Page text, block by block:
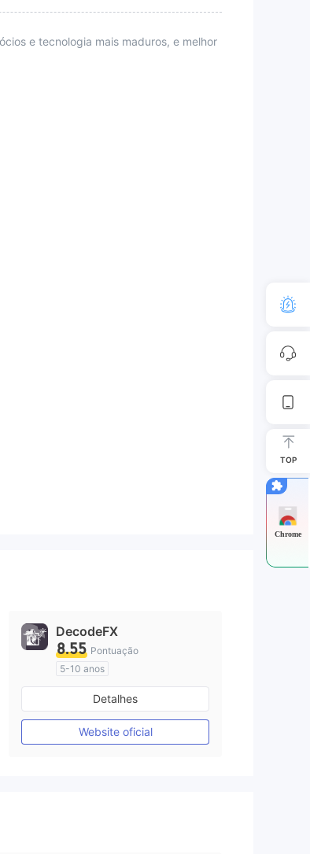
e tecnologia mais maduros, e melhor
DecodeFX
8.55 Pontuação
5-10 anos
Austrália Regulamento
Market Marketing (MM)
Etiqueta principal MT4
Detalhes
Website oficial
TOP
Chrome